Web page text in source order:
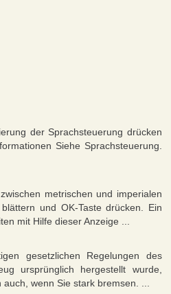
der Sprachsteuerung drücken
Siehe Sprachsteuerung.
metrischen und imperialen
und OK-Taste drücken. Ein
mit Hilfe dieser Anzeige ...
gesetzlichen Regelungen des
ursprünglich hergestellt wurde,
wenn Sie stark bremsen. ...